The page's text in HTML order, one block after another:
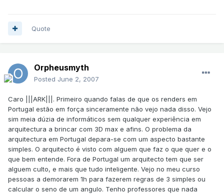
Quote
Orpheusmyth
Posted June 2, 2007
Caro |||ARK|||. Primeiro quando falas de que os renders em
Portugal estão em força sinceramente não vejo nada disso. Vejo
sim meia dúzia de informáticos sem qualquer experiência em
arquitectura a brincar com 3D max e afins. O problema da
arquitectura em Portugal depara-se com um aspecto bastante
simples. O arquitecto é visto com alguem que faz o que quer e o
que bem entende. Fora de Portugal um arquitecto tem que ser
alguem culto, e mais que tudo inteligente. Vejo no meu curso
pessoas a demorarem 1h para fazerem regras de 3 simples ou
calcular o seno de um angulo. Tenho professores que nada